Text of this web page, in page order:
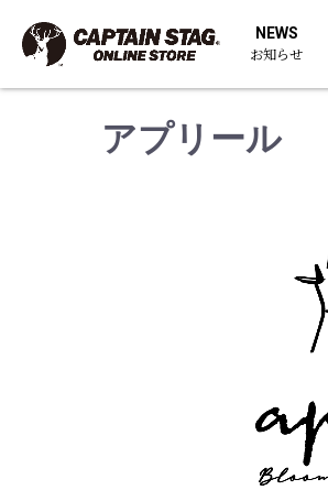
NEWS
お知らせ
アプリール